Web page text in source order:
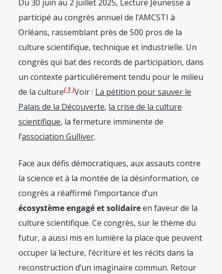
Du 30 juin au 2 juillet 2025, Lecture Jeunesse a
participé au congrès annuel de l’AMCSTI à
Orléans, rassemblant près de 500 pros de la
culture scientifique, technique et industrielle. Un
congrès qui bat des records de participation, dans
un contexte particulièrement tendu pour le milieu
de la culture 1 Voir : La pétition pour sauver le
Palais de la Découverte, la crise de la culture
scientifique, la fermeture imminente de
l’association Gulliver.
Face aux défis démocratiques, aux assauts contre
la science et à la montée de la désinformation, ce
congrès a réaffirmé l’importance d’un
écosystème engagé et solidaireen faveur de la
culture scientifique. Ce congrès, sur le thème du
futur, a aussi mis en lumière la place que peuvent
occuper la lecture, l’écriture et les récits dans la
reconstruction d’un imaginaire commun. Retour